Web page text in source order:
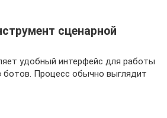
сценарной
удобный интерфейс для работы
ботов. Процесс обычно выглядит